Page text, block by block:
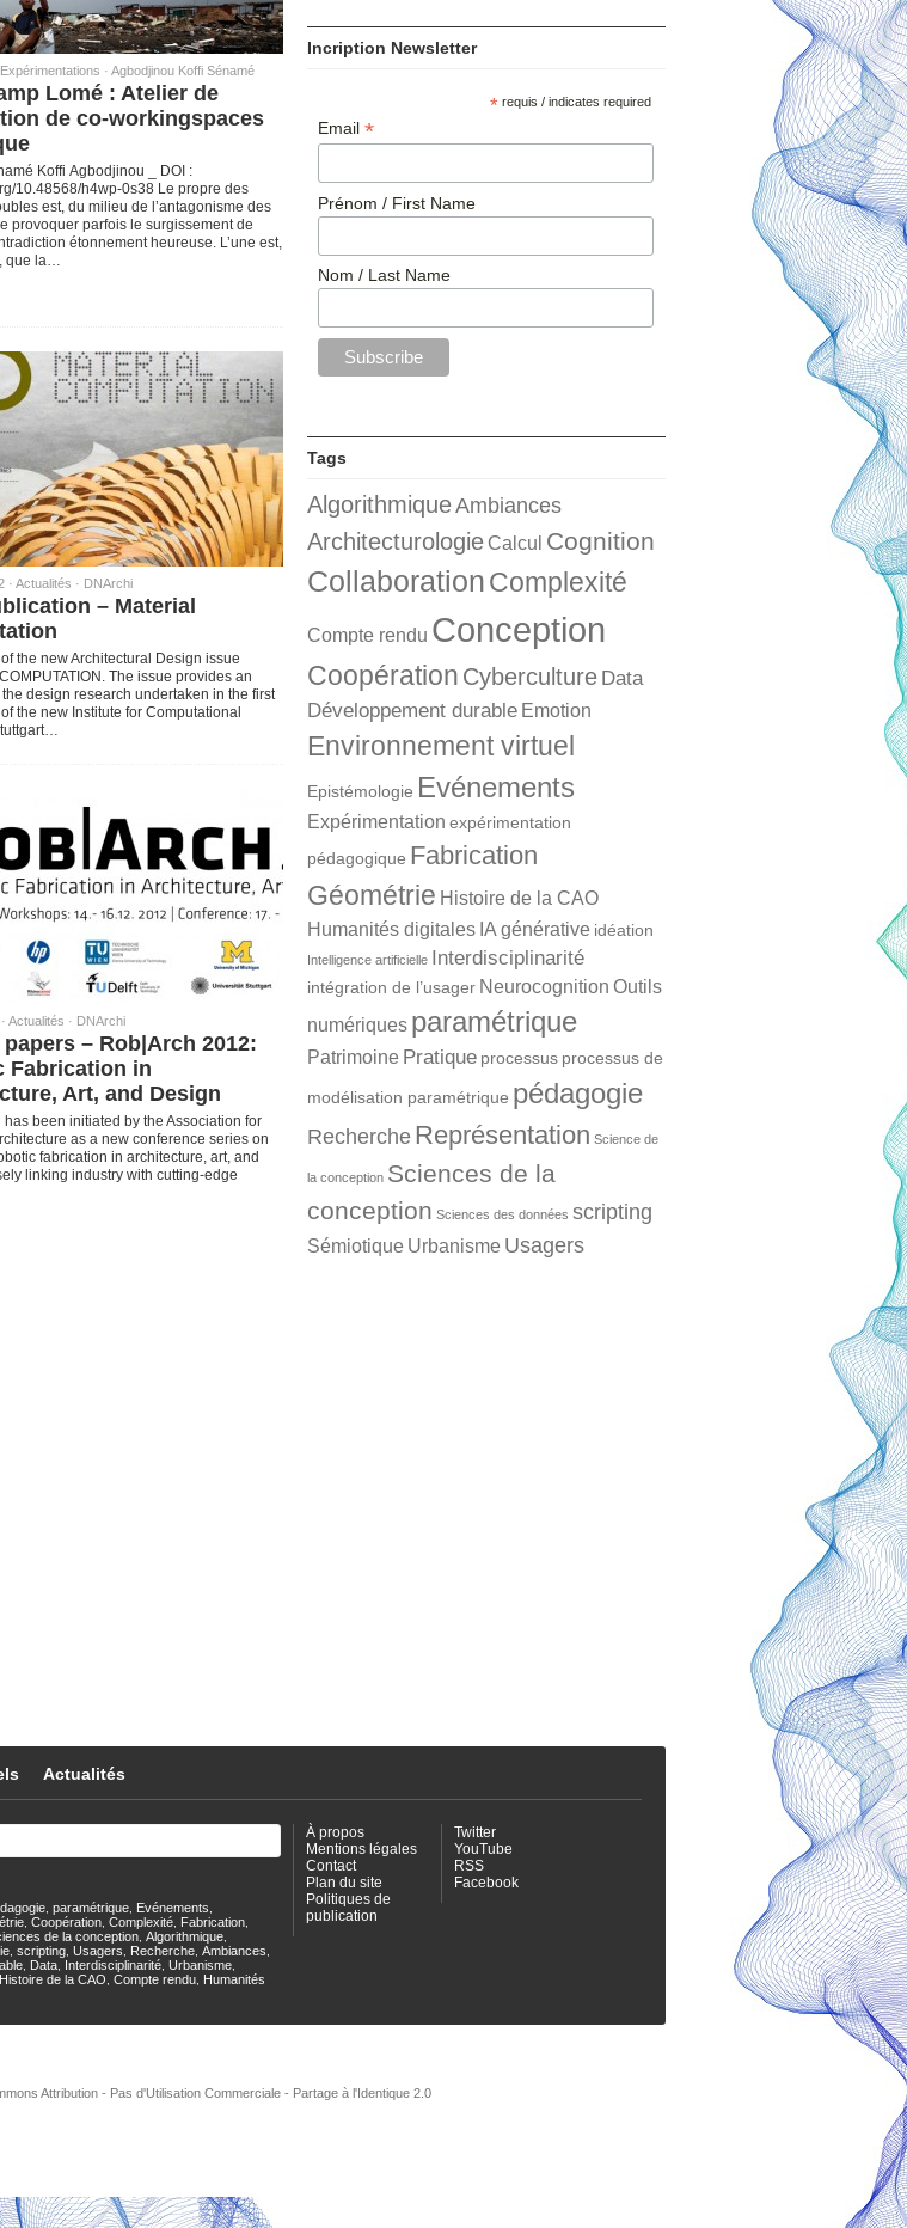
Expérimentations · Agbodjinou Koffi Sénamé
Lomé : Atelier de
de co-workingspaces
Koffi Agbodjinou _ DOI :
10.48568/h4wp-0s38 Le propre des
est, du milieu de l’antagonisme des
provoquer parfois le surgissement de
étonnement heureuse. L’une est,
que la…
· Actualités · DNArchi
– Material
the new Architectural Design issue
The issue provides an
design research undertaken in the first
the new Institute for Computational
Actualités · DNArchi
– Rob|Arch 2012:
Fabrication in
Art, and Design
has been initiated by the Association for
as a new conference series on
fabrication in architecture, art, and
linking industry with cutting-edge
Incription Newsletter
* requis / indicates required
Email *
Prénom / First Name
Nom / Last Name
Tags
AlgorithmiqueAmbiances
Architecturologie Calcul Cognition
CollaborationComplexité
Compte rendu Conception
Coopération Cyberculture Data
Développement durable Emotion
Environnement virtuel
Epistémologie Evénements
Expérimentation expérimentation
pédagogique Fabrication
Géométrie Histoire de la CAO
Humanités digitales IA générative idéation
Intelligence artificielle Interdisciplinarité
intégration de l’usager Neurocognition Outils
numériques paramétrique
Patrimoine Pratique processus processus de
modélisation paramétrique pédagogie
RechercheReprésentation Science de
la conception Sciences de la
conception Sciences des données scripting
Sémiotique Urbanisme Usagers
Actualités
paramétrique Evénements
Coopération Complexité Fabrication
de la conception Algorithmique
scripting Usagers Recherche Ambiances
Data Interdisciplinarité Urbanisme
Histoire de la CAO Compte rendu Humanités
À propos
Mentions légales
Contact
Plan du site
Politiques de
publication
Twitter
YouTube
RSS
Facebook
Attribution - Pas d'Utilisation Commerciale - Partage à l'Identique 2.0